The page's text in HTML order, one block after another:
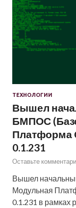
ТЕХНОЛОГИИ
Вышел
БМПОС
Платформа
0.1.231
Оставьте
Вышел
Модульная
0.1.231 в рамках